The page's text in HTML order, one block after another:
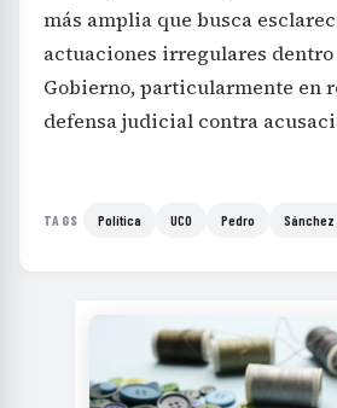
más amplia que busca
actuaciones irregulares
Gobierno, particularmente en
defensa judicial contra
TAGS Política UCO Pedro Sánchez